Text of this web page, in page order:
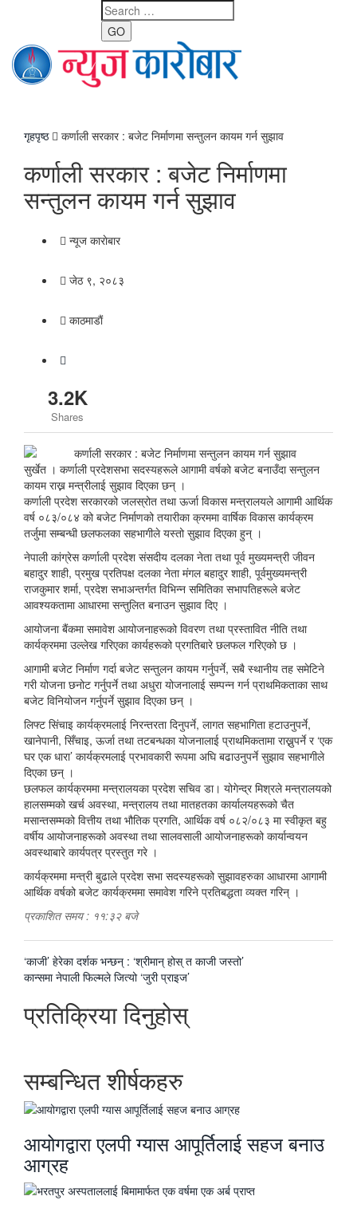
GO
गृहपृष्ठ कर्णाली सरकार : बजेट निर्माणमा सन्तुलन कायम गर्न सुझाव
कर्णाली सरकार : बजेट निर्माणमा
सन्तुलन कायम गर्न सुझाव
न्यूज काराेबार
जेठ ९, २०८३
काठमाडाैं
3.2K
Shares
सुर्खेत । कर्णाली प्रदेशसभा सदस्यहरूले आगामी वर्षको बजेट बनाउँदा सन्तुलन
कायम राख्न मन्त्रीलाई सुझाव दिएका छन् ।
कर्णाली प्रदेश सरकारको जलस्रोत तथा ऊर्जा विकास मन्त्रालयले आगामी आर्थिक
वर्ष ०८३/०८४ को बजेट निर्माणको तयारीका क्रममा वार्षिक विकास कार्यक्रम
तर्जुमा सम्बन्धी छलफलका सहभागीले यस्तो सुझाव दिएका हुन् ।
नेपाली कांग्रेस कर्णाली प्रदेश संसदीय दलका नेता तथा पूर्व मुख्यमन्त्री जीवन
बहादुर शाही, प्रमुख प्रतिपक्ष दलका नेता मंगल बहादुर शाही, पूर्वमुख्यमन्त्री
राजकुमार शर्मा, प्रदेश सभाअन्तर्गत विभिन्न समितिका सभापतिहरूले बजेट
आवश्यकतामा आधारमा सन्तुलित बनाउन सुझाव दिए ।
आयोजना बैंकमा समावेश आयोजनाहरूको विवरण तथा प्रस्तावित नीति तथा
कार्यक्रममा उल्लेख गरिएका कार्यहरूको प्रगतिबारे छलफल गरिएको छ ।
आगामी बजेट निर्माण गर्दा बजेट सन्तुलन कायम गर्नुपर्ने, सबै स्थानीय तह समेटिने
गरी योजना छनोट गर्नुपर्ने तथा अधुरा योजनालाई सम्पन्न गर्न प्राथमिकताका साथ
बजेट विनियोजन गर्नुपर्ने सुझाव दिएका छन् ।
लिफ्ट सिंचाइ कार्यक्रमलाई निरन्तरता दिनुपर्ने, लागत सहभागिता हटाउनुपर्ने,
खानेपानी, सिँचाइ, ऊर्जा तथा तटबन्धका योजनालाई प्राथमिकतामा राख्नुपर्ने र ‘एक
घर एक धारा’ कार्यक्रमलाई प्रभावकारी रूपमा अघि बढाउनुपर्ने सुझाव सहभागीले
दिएका छन् ।
छलफल कार्यक्रममा मन्त्रालयका प्रदेश सचिव डा। योगेन्द्र मिश्रले मन्त्रालयको
हालसम्मको खर्च अवस्था, मन्त्रालय तथा मातहतका कार्यालयहरूको चैत
मसान्तसम्मको वित्तीय तथा भौतिक प्रगति, आर्थिक वर्ष ०८२/०८३ मा स्वीकृत बहु
वर्षीय आयोजनाहरूको अवस्था तथा सालवसाली आयोजनाहरूको कार्यान्वयन
अवस्थाबारे कार्यपत्र प्रस्तुत गरे ।
कार्यक्रममा मन्त्री बुढाले प्रदेश सभा सदस्यहरूको सुझावहरुका आधारमा आगामी
आर्थिक वर्षको बजेट कार्यक्रममा समावेश गरिने प्रतिबद्धता व्यक्त गरिन् ।
प्रकाशित समय : ११:३२ बजे
पछिल्लाे
-
‘काजी’ हेरेका दर्शक भन्छन् : ‘श्रीमान् होस् त काजी जस्तो’
अघिल्लाे
कान्समा नेपाली फिल्मले जित्यो ‘जुरी प्राइज’
प्रतिक्रिया दिनुहोस्
सम्बन्धित शीर्षकहरु
आयोगद्वारा एलपी ग्यास आपूर्तिलाई सहज बनाउ
आग्रह